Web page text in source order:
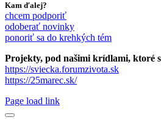
Kam ďalej?
chcem podporiť
odoberať novinky
ponoriť sa do krehkých tém
Projekty, pod našimi krídlami, ktoré
https://sviecka.forumzivota.sk
https://25marec.sk/
Page load link